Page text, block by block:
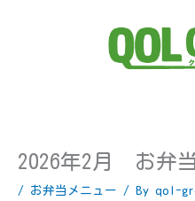
2026年2月 お弁
/ お弁当メニュー / By qol-